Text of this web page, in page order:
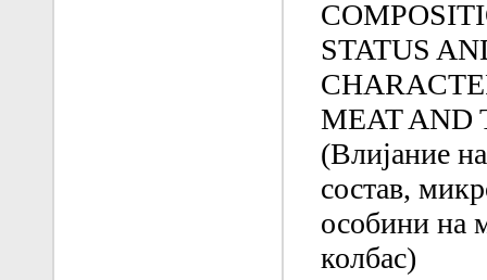
STATUS
MEAT AND
(Влијание
состав,
особини на
колбас)